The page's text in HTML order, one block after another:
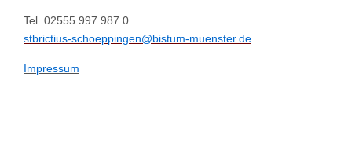
Tel. 02555 997 987 0
stbrictius-schoeppingen@bistum-muenster.de
Impressum